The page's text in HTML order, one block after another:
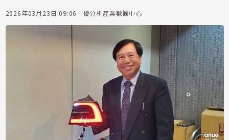
2026年03月23日 09:06 - 優分析產業數據中心